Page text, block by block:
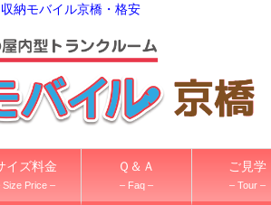
納モバイル京橋・格安
イズ料金
Size Price –
Ｑ＆Ａ
– Faq –
ご見学
– Tour –